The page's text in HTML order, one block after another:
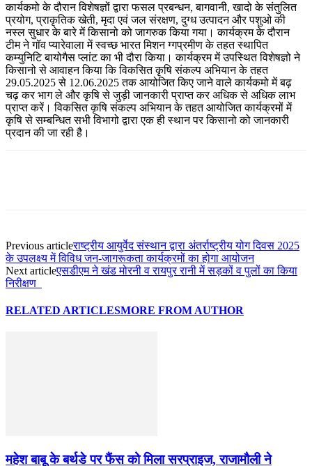
कार्यकमो के दौरान विशेषज्ञों द्वारा फसल प्रबन्धन, बागवानी, खादो के संतुलित
प्रयोग, प्राकृतिक खेती, मृदा एवं जल संरक्षण, दुग्ध उत्पादन और पशुओ की
नस्ल सुधार के बारे में किसानो को जागरुक किया गया। कार्यक्रम के दौरान
टीम ने गॉव प्यारेवाला में स्वच्छ भारत मिशन ग्गप्रमीण के तहत स्थापित
कम्युनिटि बायोगैस प्लांट का भी दौरा किया। कार्यक्रम में उपस्थित विशेषज्ञो ने
किसानो से आवाहन किया कि विकसित कृषि संकल्प अभियान के तहत
29.05.2025 से 12.06.2025 तक आयोजित किए जाने वाले कार्यकमो में बढ़
चढ़ कर भाग ले और कृषि से जुड़ी जानकारी प्राप्त कर अधिक से अधिक लाभ
प्राप्त करें। विकसित कृषि संकल्प अभियान के तहत आयोजित कार्यक्रमों में
कृषि से सम्बन्धित सभी विभागो द्वारा एक ही स्थान पर किसानो को जानकारी
प्रदान की जा रही है।
Previous articleराष्ट्रीय आयुर्वेद संस्थान द्वारा अंतर्राष्ट्रीय योग दिवस 2025
के उपलक्ष्य में विविध जन-जागरूकता कार्यक्रमों का होगा आयोजन
Next articleएसडीएम ने खंड मोरनी व रायपुर रानी में सड़कों व पुलों का किया
निरीक्षण
RELATED ARTICLESMORE FROM AUTHOR
महेश बाबू के बर्थडे पर फैंस को मिला सरप्राइज, राजामौली ने